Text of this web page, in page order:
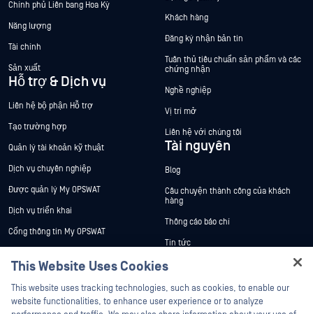
Chính phủ Liên bang Hoa Kỳ
Năng lượng
Tài chính
Sản xuất
Hỗ trợ & Dịch vụ
Liên hệ bộ phận Hỗ trợ
Tạo trường hợp
Quản lý tài khoản kỹ thuật
Dịch vụ chuyên nghiệp
Được quản lý My OPSWAT
Dịch vụ triển khai
Cổng thông tin My OPSWAT
Đào tạo
Chương trình Xử lý Lỗ hổng Bảo mật
Đối tác
Khách hàng
Đăng ký nhận bản tin
Tuân thủ tiêu chuẩn sản phẩm và các
chứng nhận
Nghề nghiệp
Vị trí mở
Liên hệ với chúng tôi
Tài nguyên
Blog
Câu chuyện thành công của khách
hàng
Thông cáo báo chí
Tin tức
Sự kiện
Hội thảo trên trực tuyến
Datasheets
This Website Uses Cookies
This website uses tracking technologies, such as cookies, to enable our
website functionalities, to enhance user experience or to analyze